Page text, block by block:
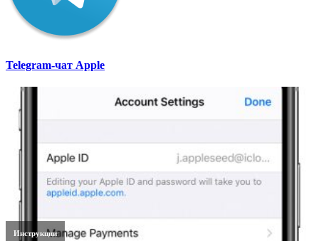
Telegram-чат Apple
Инструкции